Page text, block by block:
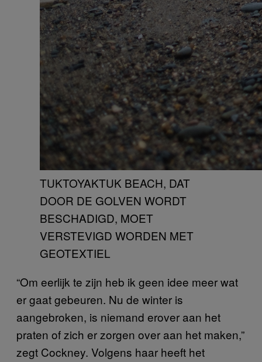
TUKTOYAKTUK BEACH, DAT
DOOR DE GOLVEN WORDT
BESCHADIGD, MOET
VERSTEVIGD WORDEN MET
GEOTEXTIEL
“Om eerlijk te zijn heb ik geen idee meer wat
er gaat gebeuren. Nu de winter is
aangebroken, is niemand erover aan het
praten of zich er zorgen over aan het maken,”
zegt Cockney. Volgens haar heeft het